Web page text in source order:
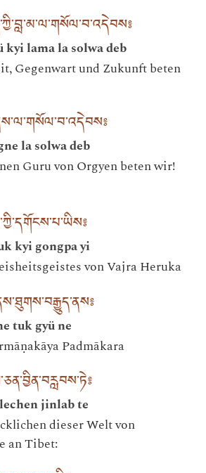
kyi lama la solwa deb
Gegenwart und Zukunft beten
la solwa deb
Guru von Orgyen beten wir!
kyi gongpa yi
von Vajra Heruka
tuk gyü ne
Padmākara
jinlab te
dieser Welt von
an Tibet: